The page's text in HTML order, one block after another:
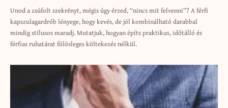
Unod a zsúfolt szekrényt, mégis úgy érzed, “nincs mit felvenni”? A férfi
kapszulagardrób lényege, hogy kevés, de jól kombinálható darabbal
mindig stílusos maradj. Mutatjuk, hogyan építs praktikus, időtálló és
férfias ruhatárat fölösleges költekezés nélkül.